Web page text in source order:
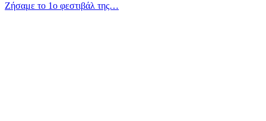
Ζήσαμε το 1ο φεστιβάλ της…